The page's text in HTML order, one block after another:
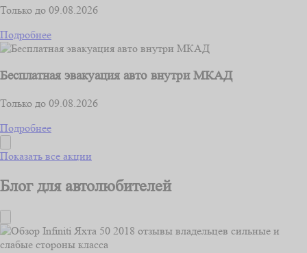
Только до 09.08.2026
Подробнее
Бесплатная эвакуация авто внутри МКАД
Только до 09.08.2026
Подробнее
Показать все акции
Блог для автолюбителей